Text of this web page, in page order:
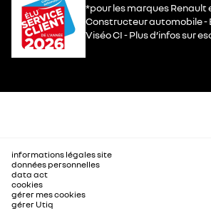
*pour les marques Renault
Constructeur automobile -
Viséo CI - Plus d’infos sur
informations légales site
données personnelles
data act
cookies
gérer mes cookies
gérer Utiq